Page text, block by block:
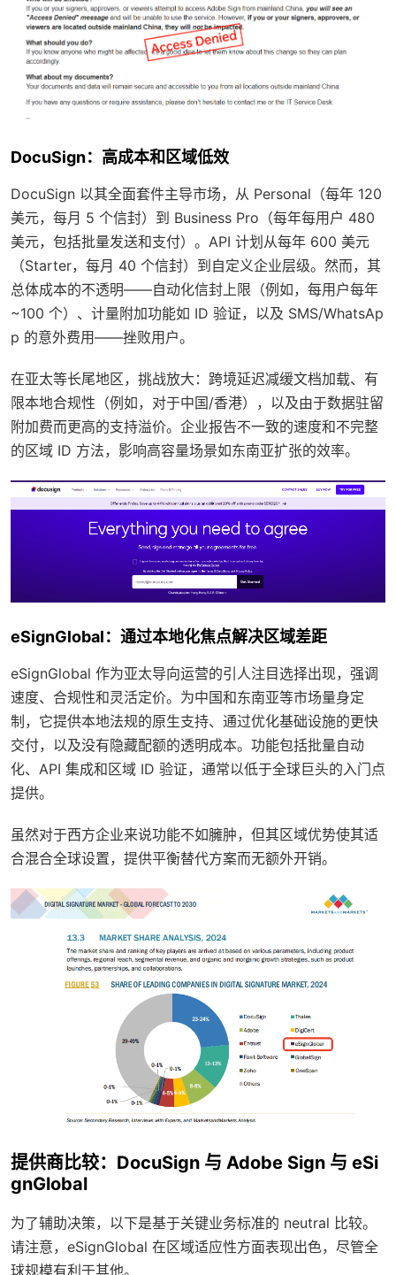
DocuSign：高成本和区域低效
DocuSign 以其全面套件主导市场，从 Personal（每年 120
美元，每月 5 个信封）到 Business Pro（每年每用户 480
美元，包括批量发送和支付）。API 计划从每年 600 美元
（Starter，每月 40 个信封）到自定义企业层级。然而，其
总体成本的不透明——自动化信封上限（例如，每用户每年
~100 个）、计量附加功能如 ID 验证，以及 SMS/WhatsAp
p 的意外费用——挫败用户。
在亚太等长尾地区，挑战放大：跨境延迟减缓文档加载、有
限本地合规性（例如，对于中国/香港），以及由于数据驻留
附加费而更高的支持溢价。企业报告不一致的速度和不完整
的区域 ID 方法，影响高容量场景如东南亚扩张的效率。
eSignGlobal：通过本地化焦点解决区域差距
eSignGlobal 作为亚太导向运营的引人注目选择出现，强调
速度、合规性和灵活定价。为中国和东南亚等市场量身定
制，它提供本地法规的原生支持、通过优化基础设施的更快
交付，以及没有隐藏配额的透明成本。功能包括批量自动
化、API 集成和区域 ID 验证，通常以低于全球巨头的入门点
提供。
虽然对于西方企业来说功能不如臃肿，但其区域优势使其适
合混合全球设置，提供平衡替代方案而无额外开销。
提供商比较：DocuSign 与 Adobe Sign 与 eSi
gnGlobal
为了辅助决策，以下是基于关键业务标准的 neutral 比较。
请注意，eSignGlobal 在区域适应性方面表现出色，尽管全
球规模有利于其他。